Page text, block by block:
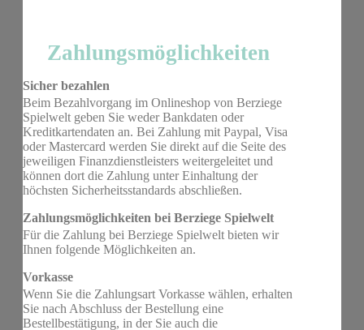
Zahlungsmöglichkeiten
Sicher bezahlen
Beim Bezahlvorgang im Onlineshop von Berziege
Spielwelt geben Sie weder Bankdaten oder
Kreditkartendaten an. Bei Zahlung mit Paypal, Visa
oder Mastercard werden Sie direkt auf die Seite des
jeweiligen Finanzdienstleisters weitergeleitet und
können dort die Zahlung unter Einhaltung der
höchsten Sicherheitsstandards abschließen.
Zahlungsmöglichkeiten bei Berziege Spielwelt
Für die Zahlung bei Berziege Spielwelt bieten wir
Ihnen folgende Möglichkeiten an.
Vorkasse
Wenn Sie die Zahlungsart Vorkasse wählen, erhalten
Sie nach Abschluss der Bestellung eine
Bestellbestätigung, in der Sie auch die